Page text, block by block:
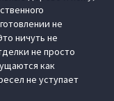
не
ничуть не
не просто
как
не уступает